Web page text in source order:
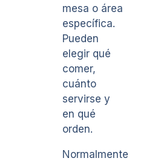
mesa o área
específica.
Pueden
elegir qué
comer,
cuánto
servirse y
en qué
orden.
Normalmente